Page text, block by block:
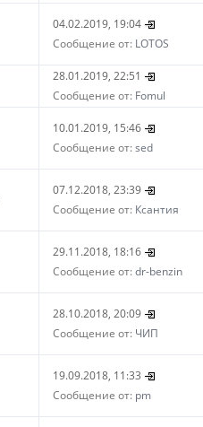
04.02.2019, 19:04
Сообщение от: LOTOS
28.01.2019, 22:51
Сообщение от: Fomul
10.01.2019, 15:46
Сообщение от:sed
07.12.2018, 23:39
Сообщение от: Ксантия
29.11.2018, 18:16
Сообщение от:dr-benzin
28.10.2018, 20:09
Сообщение от: ЧИП
19.09.2018, 11:33
Сообщение от: pm